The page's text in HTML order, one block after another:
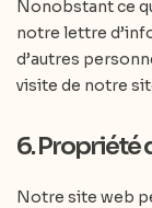
Nonobstant ce
notre lettre
d’autres
visite de notre
6. Propriété
Notre site web